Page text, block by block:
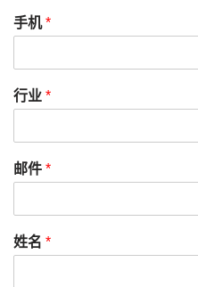
手机*
行业 *
邮件 *
姓名 *